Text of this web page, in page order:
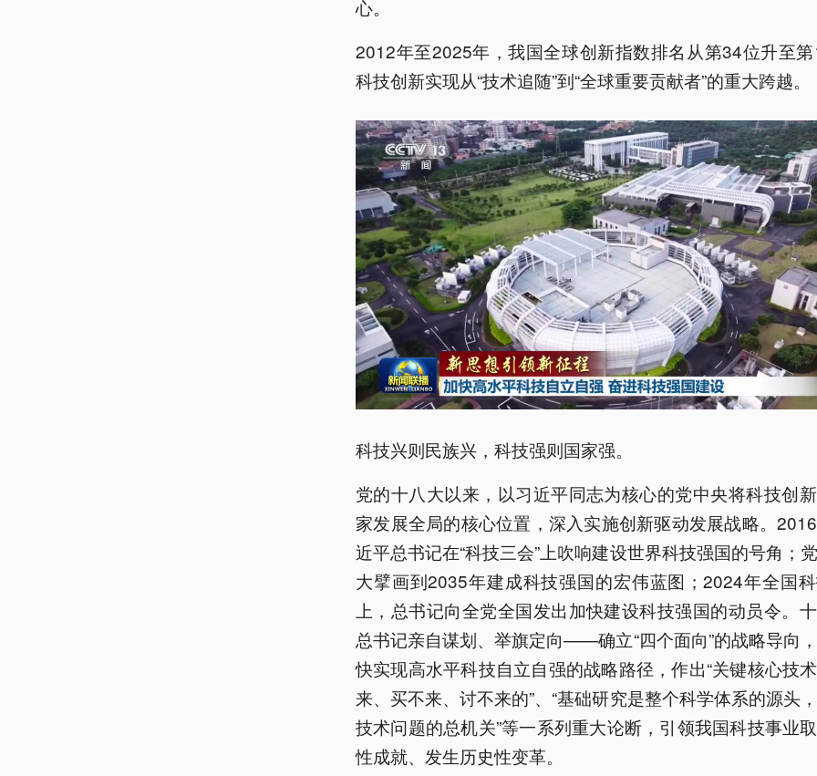
心。
2012年至2025年，我国全球创新指数排名从第34位升至
科技创新实现从“技术追随”到“全球重要贡献者”的重大跨越。
科技兴则民族兴，科技强则国家强。
党的十八大以来，以习近平同志为核心的党中央将科技创
家发展全局的核心位置，深入实施创新驱动发展战略。
近平总书记在“科技三会”上吹响建设世界科技强国的号角；
大擘画到2035年建成科技强国的宏伟蓝图；2024年全国
上，总书记向全党全国发出加快建设科技强国的动员令。
总书记亲自谋划、举旗定向——确立“四个面向”的战略导向
快实现高水平科技自立自强的战略路径，作出“关键核心技
来、买不来、讨不来的”、“基础研究是整个科学体系的源头
技术问题的总机关”等一系列重大论断，引领我国科技事业
性成就、发生历史性变革。